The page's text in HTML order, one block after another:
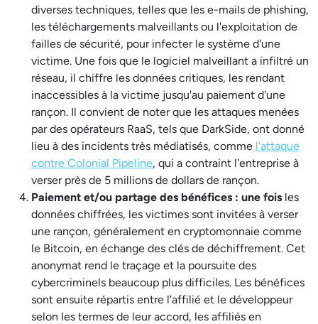
diverses techniques, telles que les e-mails de phishing,
les téléchargements malveillants ou l'exploitation de
failles de sécurité, pour infecter le système d'une
victime. Une fois que le logiciel malveillant a infiltré un
réseau, il chiffre les données critiques, les rendant
inaccessibles à la victime jusqu'au paiement d'une
rançon. Il convient de noter que les attaques menées
par des opérateurs RaaS, tels que DarkSide, ont donné
lieu à des incidents très médiatisés, comme l'attaque
contre Colonial Pipeline, qui a contraint l'entreprise à
verser près de 5 millions de dollars de rançon.
Paiement et/ou partage des bénéfices : une fois les
données chiffrées, les victimes sont invitées à verser
une rançon, généralement en cryptomonnaie comme
le Bitcoin, en échange des clés de déchiffrement. Cet
anonymat rend le traçage et la poursuite des
cybercriminels beaucoup plus difficiles. Les bénéfices
sont ensuite répartis entre l'affilié et le développeur
selon les termes de leur accord, les affiliés en